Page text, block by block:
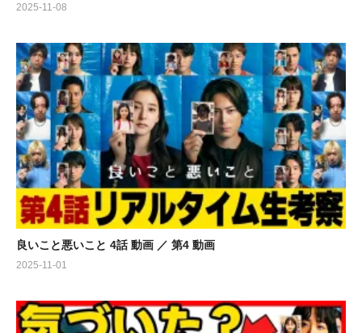
2025-11-08
良いこと悪いこと 4話 動画 ／ 第4 動画
2025-11-01